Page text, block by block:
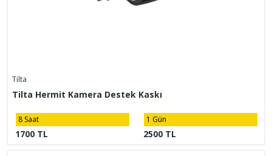
Tilta
Tilta Hermit Kamera Destek Kaskı
8 Saat
1700 TL
1 Gün
2500 TL